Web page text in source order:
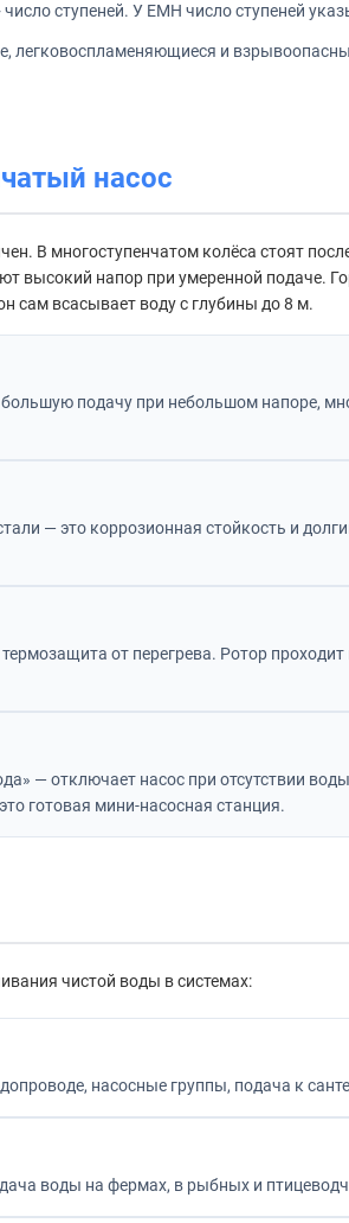
ступеней. У EMH число ступеней
легковоспламеняющиеся и
насос
В многоступенчатом колёса стоят
высокий напор при умеренной подаче.
сам всасывает воду с глубины до 8 м.
подачу при небольшом напоре,
— это коррозионная стойкость и
от перегрева. Ротор
— отключает насос при отсутствии
готовая мини-насосная станция.
чистой воды в системах:
насосные группы, подача к
воды на фермах, в рыбных и